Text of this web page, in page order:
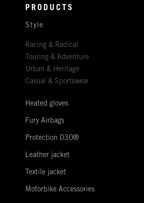
PRODUCTS
Style
Racing & Radical
Touring & Adventure
Urban & Heritage
Casual & Sportswear
Heated gloves
Fury Airbags
Protection D3O®
Leather jacket
Textile jacket
Motorbike Accessories